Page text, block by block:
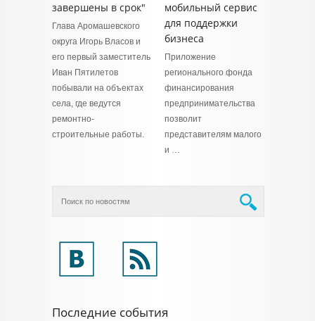
завершены в срок"
Глава Аромашевского
округа Игорь Власов и
его первый заместитель
Иван Пятилетов
побывали на объектах
села, где ведутся
ремонтно-
строительные работы.
мобильный сервис
для поддержки
бизнеса
Приложение
регионального фонда
финансирования
предпринимательства
позволит
представителям малого
и …
Последние события